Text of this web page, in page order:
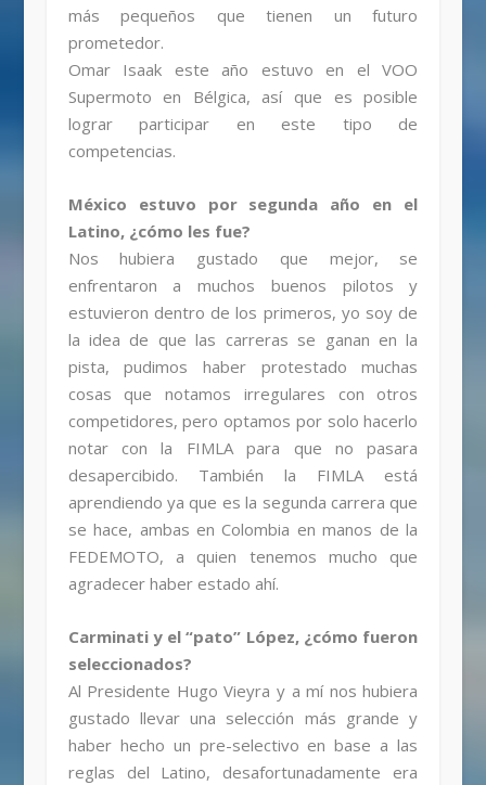
más pequeños que tienen un futuro
prometedor.
Omar Isaak este año estuvo en el VOO
Supermoto en Bélgica, así que es posible
lograr participar en este tipo de
competencias.
México estuvo por segunda año en el
Latino, ¿cómo les fue?
Nos hubiera gustado que mejor, se
enfrentaron a muchos buenos pilotos y
estuvieron dentro de los primeros, yo soy de
la idea de que las carreras se ganan en la
pista, pudimos haber protestado muchas
cosas que notamos irregulares con otros
competidores, pero optamos por solo hacerlo
notar con la FIMLA para que no pasara
desapercibido. También la FIMLA está
aprendiendo ya que es la segunda carrera que
se hace, ambas en Colombia en manos de la
FEDEMOTO, a quien tenemos mucho que
agradecer haber estado ahí.
Carminati y el “pato” López, ¿cómo fueron
seleccionados?
Al Presidente Hugo Vieyra y a mí nos hubiera
gustado llevar una selección más grande y
haber hecho un pre-selectivo en base a las
reglas del Latino, desafortunadamente era